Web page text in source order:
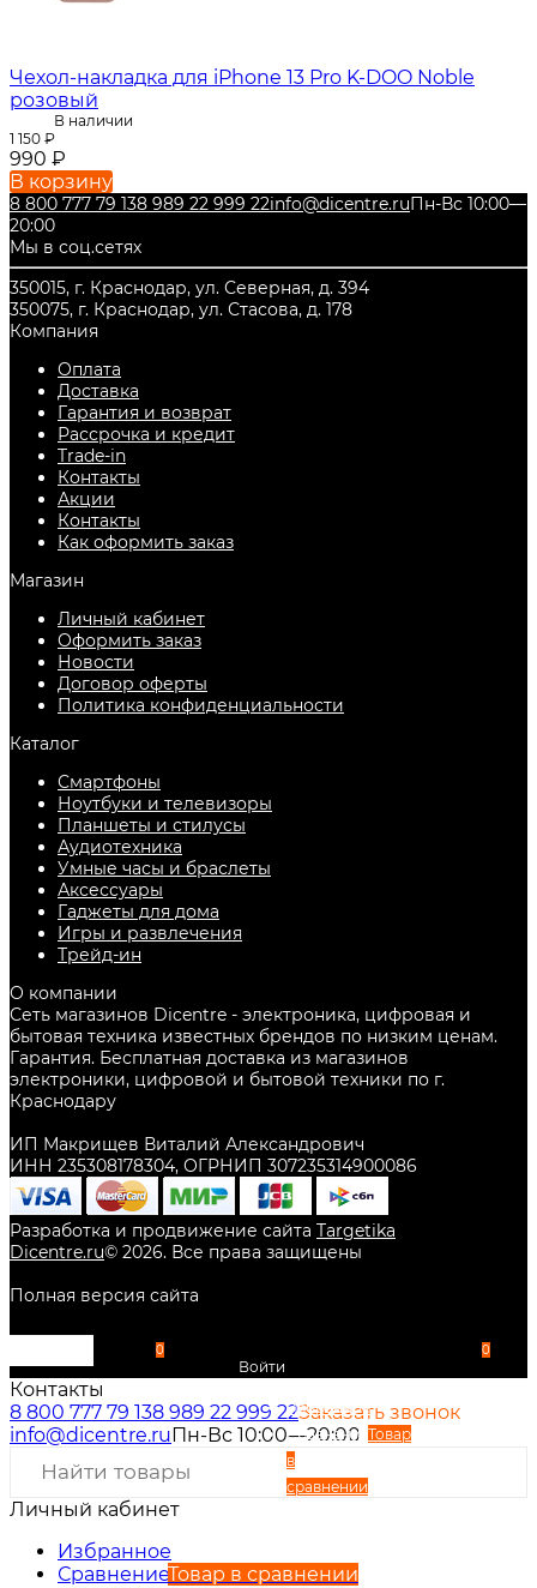
Чехол-накладка для iPhone 13 Pro K-DOO Noble
розовый
В наличии
1 150 ₽
990 ₽
В корзину
8 800 777 79 138 989 22 999 22info@dicentre.ruПн-Вс 10:00—
20:00
Мы в соц.сетях
350015, г. Краснодар, ул. Северная, д. 394
350075, г. Краснодар, ул. Стасова, д. 178
Компания
Оплата
Доставка
Гарантия и возврат
Рассрочка и кредит
Trade-in
Контакты
Акции
Контакты
Как оформить заказ
Магазин
Личный кабинет
Оформить заказ
Новости
Договор оферты
Политика конфиденциальности
Каталог
Смартфоны
Ноутбуки и телевизоры
Планшеты и стилусы
Аудиотехника
Умные часы и браслеты
Аксессуары
Гаджеты для дома
Игры и развлечения
Трейд-ин
О компании
Сеть магазинов Dicentre - электроника, цифровая и
бытовая техника известных брендов по низким ценам.
Гарантия. Бесплатная доставка из магазинов
электроники, цифровой и бытовой техники по г.
Краснодару
ИП Макрищев Виталий Александрович
ИНН 235308178304, ОГРНИП 307235314900086
Разработка и продвижение сайта Targetika
Dicentre.ru© 2026. Все права защищены
Полная версия сайта
0
Войти
Избранное
Сравнение Товар
в
сравнении
0
Контакты
8 800 777 79 138 989 22 999 22Заказать звонок
info@dicentre.ruПн-Вс 10:00—20:00
Личный кабинет
Избранное
СравнениеТовар в сравнении